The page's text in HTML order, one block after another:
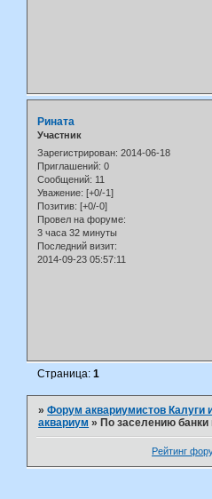
Рината
Участник
Зарегистрирован: 2014-06-18
Приглашений: 0
Сообщений: 11
Уважение: [+0/-1]
Позитив: [+0/-0]
Провел на форуме:
3 часа 32 минуты
Последний визит:
2014-09-23 05:57:11
Страница:1
»Форум аквариумистов Калуги
аквариум » По заселению банки
Рейтинг